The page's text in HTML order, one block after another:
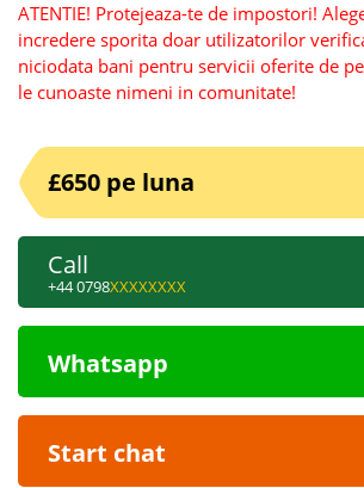
ATENTIE! Protejeaza-te de impostori!
incredere sporita doar utilizatorilor
niciodata bani pentru servicii oferite de
le cunoaste nimeni in comunitate!
£650 pe luna
Call
+44 0798XXXXXXXX
Whatsapp
Start chat